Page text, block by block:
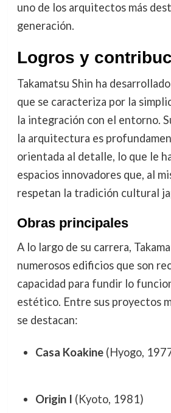
uno de los arquitectos más
generación.
Logros y
Takamatsu Shin ha
que se caracteriza por la
la integración con el entorno.
la arquitectura es
orientada al detalle, lo que le
espacios innovadores que, al
respetan la tradición cultural
Obras principales
A lo largo de su carrera,
numerosos edificios que son
capacidad para fundir lo
estético. Entre sus proyectos
se destacan:
Casa Koakine(Hyogo,
Origin I (Kyoto, 1981)